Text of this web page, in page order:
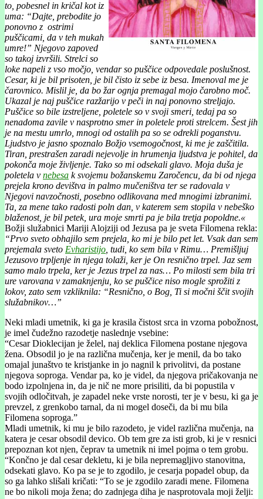
to, pobesnel in kričal kot iz
uma: “Dajte, prebodite jo
ponovno z ostrimi
puščicami, da v teh mukah
umre!” Njegovo zapoved
so takoj izvršili. Strelci so
loke napeli z vso močjo, vendar so puščice odpovedale poslušnost.
Cesar, ki je bil prisoten, je bil čisto iz sebe iz besa. Imenoval me je
čarovnico. Mislil je, da bo žar ognja premagal mojo čarobno moč.
Ukazal je naj puščice razžarijo v peči in naj ponovno streljajo.
Puščice so bile izstreljene, poletele so v svoji smeri, tedaj pa so
nenadoma zavile v nasprotno smer in poletele proti strelcem. Šest jih
je na mestu umrlo, mnogi od ostalih pa so se odrekli poganstvu.
Ljudstvo je jasno spoznalo Božjo vsemogočnost, ki me je zaščitila.
Tiran, prestrašen zaradi nejevolje in hrumenja ljudstva je pohitel, da
pokonča moje življenje. Tako so mi odsekali glavo. Moja duša je
poletela v nebesa k svojemu božanskemu Zaročencu, da bi od njega
prejela krono devištva in palmo mučeništva ter se radovala v
Njegovi navzočnosti, posebno odlikovana med mnogimi izbranimi.
Ta, za mene tako radosti poln dan, v katerem sem stopila v nebeško
blaženost, je bil petek, ura moje smrti pa je bila tretja popoldne.«
Božji služabnici Mariji Alojziji od Jezusa pa je sveta Filomena rekla:
“Prvo sveto obhajilo sem prejela, ko mi je bilo pet let. Vsak dan sem
prejemala sveto Evharistijo , tudi, ko sem bila v Rimu… Premišljuj
Jezusovo trpljenje in njega tolaži, ker je On resnično trpel. Jaz sem
samo malo trpela, ker je Jezus trpel za nas… Po milosti sem bila tri
ure varovana v zamaknjenju, ko se puščice niso mogle sprožiti z
lokov, zato sem vzkliknila: “Resnično, o Bog, Ti si močni ščit svojih
služabnikov…”
Neki mladi umetnik, ki ga je krasila čistost srca in vzorna pobožnost,
je imel čudežno razodetje naslednje vsebine:
“Cesar Dioklecijan je želel, naj deklica Filomena postane njegova
žena. Obsodil jo je na različna mučenja, ker je menil, da bo tako
omajal junaštvo te kristjanke in jo nagnil k privolitvi, da postane
njegova soproga. Vendar pa, ko je videl, da njegova pričakovanja ne
bodo izpolnjena in, da je nič ne more prisiliti, da bi popustila v
svojih odločitvah, je zapadel neke vrste norosti, ter je v besu, ki ga je
prevzel, z grenkobo tarnal, da ni mogel doseči, da bi mu bila
Filomena soproga.”
Mladi umetnik, ki mu je bilo razodeto, je videl različna mučenja, na
katera je cesar obsodil devico. Ob tem gre za isti grob, ki je v resnici
prepoznan kot njen, čeprav ta umetnik ni imel pojma o tem grobu.
“Končno je dal cesar dekletu, ki je bila nepremagljivo stanovitna,
odsekati glavo. Ko pa se je to zgodilo, je cesarja popadel obup, da
so ga lahko slišali kričati: “To se je zgodilo zaradi mene. Filomena
ne bo nikoli moja žena; do zadnjega diha je nasprotovala moji želji: